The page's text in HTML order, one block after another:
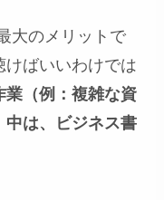
大のメリットで
ばいいわけでは
業（例：複雑な資
中は、ビジネス書